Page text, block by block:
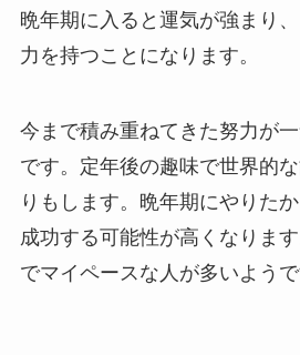
晩年期に入ると運気が強まり
力を持つことになります。
今まで積み重ねてきた努力が
です。定年後の趣味で世界的
りもします。晩年期にやりた
成功する可能性が高くなりま
でマイペースな人が多いようで